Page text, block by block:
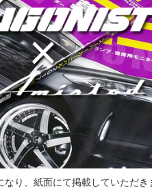
なり、紙面にて掲載していただ